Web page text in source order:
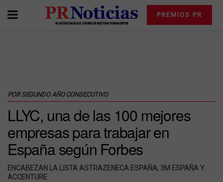
PREMIOS PR
POR SEGUNDO AÑO CONSECUTIVO
LLYC, una de las 100 mejores
empresas para trabajar en
España según Forbes
ENCABEZAN LA LISTA ASTRAZENECA ESPAÑA, 3M ESPAÑA Y
ACCENTURE